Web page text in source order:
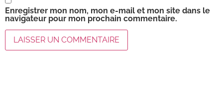
Enregistrer mon nom, mon e-mail et mon site dans le
navigateur pour mon prochain commentaire.